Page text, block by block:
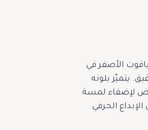
الأصفر في
يتميّز بلونه
ومرصّع أيضًا بألماس أبيض لإضفاء لمسة
الحرفي